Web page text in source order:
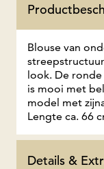
Blouse van
look. De ronde
is mooi met
model met
Lengte ca. 66
Details &